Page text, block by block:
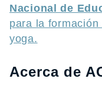
Nacional de
para la
yoga.
Acerca de